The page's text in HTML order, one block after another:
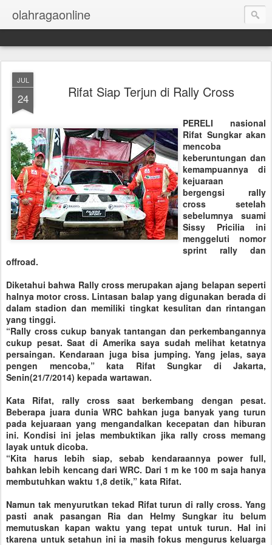
olahragaonline
JUL
24 Rifat Siap Terjun di Rally Cross
PERELI nasional
Rifat Sungkar akan
mencoba
keberuntungan dan
kemampuannya di
kejuaraan
bergengsi rally
cross setelah
sebelumnya suami
Sissy Pricilia ini
menggeluti nomor
sprint rally dan
offroad.
Diketahui bahwa Rally cross merupakan ajang belapan seperti
halnya motor cross. Lintasan balap yang digunakan berada di
dalam stadion dan memiliki tingkat kesulitan dan rintangan
yang tinggi.
“Rally cross cukup banyak tantangan dan perkembangannya
cukup pesat. Saat di Amerika saya sudah melihat ketatnya
persaingan. Kendaraan juga bisa jumping. Yang jelas, saya
pengen mencoba,” kata Rifat Sungkar di Jakarta,
Senin(21/7/2014) kepada wartawan.
Kata Rifat, rally cross saat berkembang dengan pesat.
Beberapa juara dunia WRC bahkan juga banyak yang turun
pada kejuaraan yang mengandalkan kecepatan dan hiburan
ini. Kondisi ini jelas membuktikan jika rally cross memang
layak untuk dicoba.
“Kita harus lebih siap, sebab kendaraannya power full,
bahkan lebih kencang dari WRC. Dari 1 m ke 100 m saja hanya
membutuhkan waktu 1,8 detik,” kata Rifat.
Namun tak menyurutkan tekad Rifat turun di rally cross. Yang
pasti anak pasangan Ria dan Helmy Sungkar itu belum
memutuskan kapan waktu yang tepat untuk turun. Hal ini
tkarena untuk setahun ini ia masih fokus mengurus keluarga